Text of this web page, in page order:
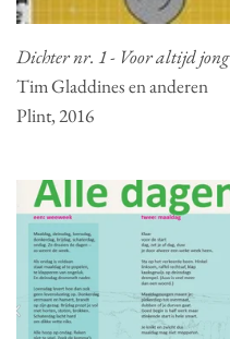
Dichter nr. 1 - Voor altijd jong
Tim Gladdines en anderen
Plint, 2016